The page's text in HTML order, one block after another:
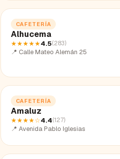
CAFETERÍA
Alhucema
★★★★★4.5(283)
📍 Calle Mateo Alemán 25
CAFETERÍA
Amaluz
★★★★☆4.4(127)
📍 Avenida Pablo Iglesias